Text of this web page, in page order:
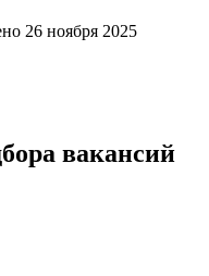
26 ноября 2025
вакансий